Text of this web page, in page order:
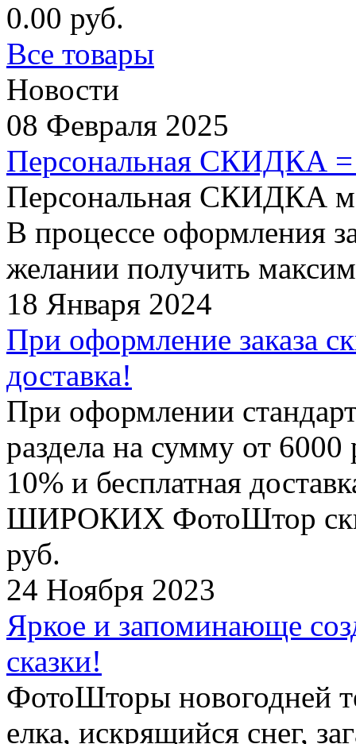
0.00 руб.
Все товары
Новости
08 Февраля 2025
Персональная СКИДКА
Персональная СКИДКА
В процессе оформления
желании получить
18 Января 2024
При оформление заказа
доставка!
При оформлении
раздела на сумму от 6000
10% и бесплатная
ШИРОКИХ ФотоШтор
руб.
24 Ноября 2023
Яркое и запоминающе
сказки!
ФотоШторы новогодней
елка, искрящийся снег,